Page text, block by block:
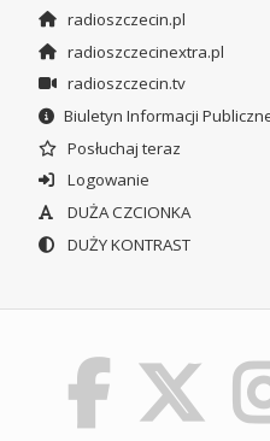
radioszczecin.pl
radioszczecinextra.pl
radioszczecin.tv
Biuletyn Informacji
Posłuchaj teraz
Logowanie
DUŻA CZCIONKA
DUŻY KONTRAST